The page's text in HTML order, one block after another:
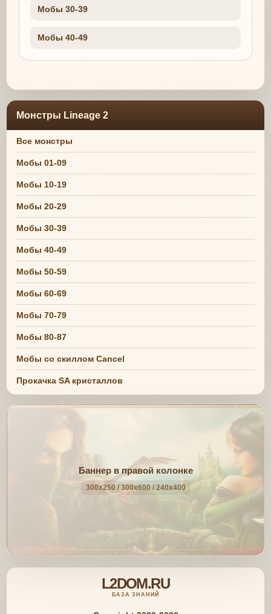
Мобы 30-39
Мобы 40-49
Монстры Lineage 2
Все монстры
Мобы 01-09
Мобы 10-19
Мобы 20-29
Мобы 30-39
Мобы 40-49
Мобы 50-59
Мобы 60-69
Мобы 70-79
Мобы 80-87
Мобы со скиллом Cancel
Прокачка SA кристаллов
Баннер в правой колонке
300x250 / 300x600 / 240x400
L2DOM.RU
БАЗА ЗНАНИЙ